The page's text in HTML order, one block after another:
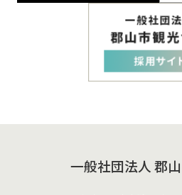
一般社団法人 郡